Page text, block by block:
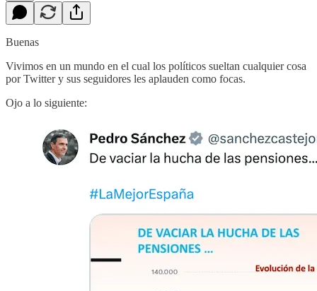
Buenas
Vivimos en un mundo en el cual los políticos sueltan cualquier cosa
por Twitter y sus seguidores les aplauden como focas.
Ojo a lo siguiente: